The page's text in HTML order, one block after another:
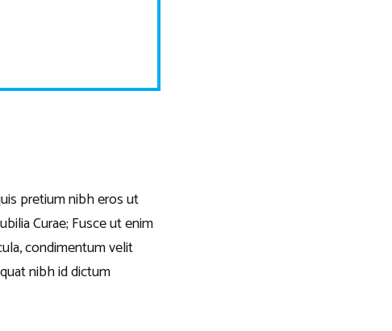
pretium nibh eros ut
Curae; Fusce ut enim
condimentum velit
nibh id dictum